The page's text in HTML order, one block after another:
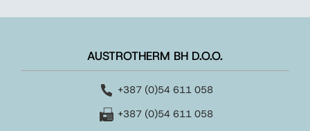
AUSTROTHERM BH D.O.O.
+387 (0)54 611 058
+387 (0)54 611 058